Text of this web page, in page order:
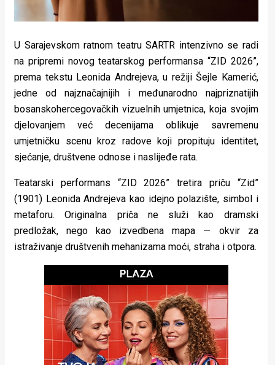
Život
u
pokretu
koje
Urban
Places
Aktivizam
Aktuelnosti
U Sarajevskom ratnom teatru SARTR intenzivno se radi
na pripremi novog teatarskog performansa “ZID 2026”,
prema tekstu Leonida Andrejeva, u režiji Šejle Kamerić,
jedne od najznačajnijih i međunarodno najpriznatijih
bosanskohercegovačkih vizuelnih umjetnica, koja svojim
djelovanjem već decenijama oblikuje savremenu
umjetničku scenu kroz radove koji propituju identitet,
sjećanje, društvene odnose i naslijeđe rata.
Teatarski performans “ZID 2026” tretira priču “Zid”
(1901) Leonida Andrejeva kao idejno polazište, simbol i
metaforu. Originalna priča ne služi kao dramski
predložak, nego kao izvedbena mapa — okvir za
istraživanje društvenih mehanizama moći, straha i otpora.